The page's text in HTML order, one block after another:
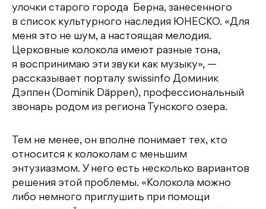
улочки старого города Берна, занесенного
в список культурного наследия ЮНЕСКО. «Для
меня это не шум, а настоящая мелодия.
Церковные колокола имеют разные тона,
я воспринимаю эти звуки как музыку», —
рассказывает порталу swissinfo Доминик
Дэппен (Dominik Däppen), профессиональный
звонарь родом из региона Тунского озера.
Тем не менее, он вполне понимает тех, кто
относится к колоколам с меньшим
энтузиазмом. У него есть несколько вариантов
решения этой проблемы. «Колокола можно
либо немного приглушить при помощи